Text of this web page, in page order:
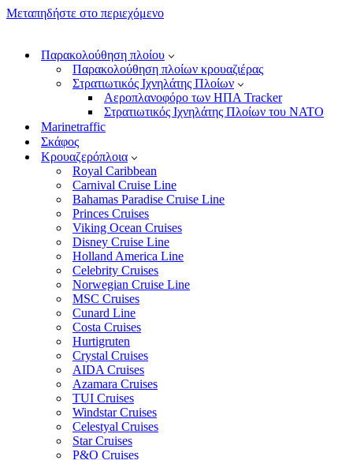
Μεταπηδήστε στο περιεχόμενο
Παρακολούθηση πλοίου
Παρακολούθηση πλοίων κρουαζιέρας
Στρατιωτικός Ιχνηλάτης Πλοίων
Αεροπλανοφόρο των ΗΠΑ Tracker
Στρατιωτικός Ιχνηλάτης Πλοίων του ΝΑΤΟ
Marinetraffic
Σκάφος
Κρουαζερόπλοια
Royal Caribbean
Carnival Cruise Line
Bahamas Paradise Cruise Line
Princes Cruises
Viking Ocean Cruises
Disney Cruise Line
Holland America Line
Celebrity Cruises
Norwegian Cruise Line
MSC Cruises
Cunard Line
Costa Cruises
Hurtigruten
Crystal Cruises
AIDA Cruises
Azamara Cruises
TUI Cruises
Windstar Cruises
Celestyal Cruises
Star Cruises
P&O Cruises